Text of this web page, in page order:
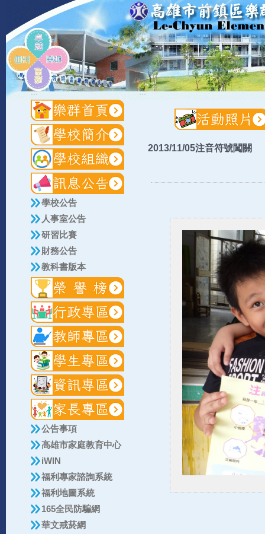
:::
學校公告
人事室公告
研習比賽
財務公告
教科書版本
公告事項
高雄市家庭教育中心
iWIN
福利專家諮詢系統
福利地圖系統
165全民防騙網
華文戒菸網
:::
2013/11/05注音符號闖關